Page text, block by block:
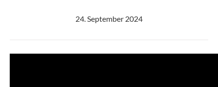
24. September 2024